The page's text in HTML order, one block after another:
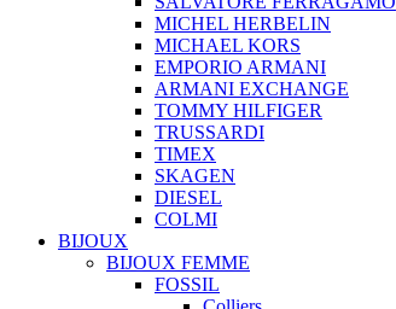
MICHEL HERBELIN
MICHAEL KORS
EMPORIO ARMANI
ARMANI EXCHANGE
TOMMY HILFIGER
TRUSSARDI
TIMEX
SKAGEN
DIESEL
COLMI
BIJOUX
BIJOUX FEMME
FOSSIL